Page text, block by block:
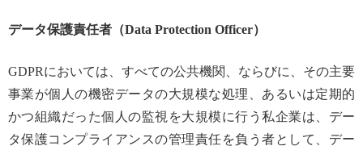
データ保護責任者（Data Protection Officer）
GDPRにおいては、すべての公共機関、ならびに、その主要
事業が個人の機密データの大規模な処理、あるいは定期的
かつ組織だった個人の監視を大規模に行う私企業は、デー
タ保護コンプライアンスの管理責任を負う者として、デー